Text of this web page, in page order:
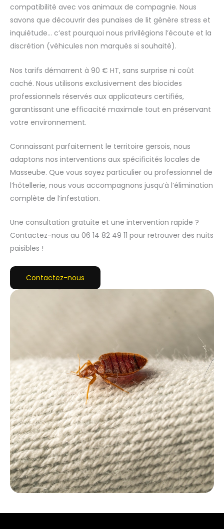
compatibilité avec vos animaux de compagnie. Nous
savons que découvrir des punaises de lit génère stress et
inquiétude… c’est pourquoi nous privilégions l’écoute et la
discrétion (véhicules non marqués si souhaité).
Nos tarifs démarrent à 90 € HT, sans surprise ni coût
caché. Nous utilisons exclusivement des biocides
professionnels réservés aux applicateurs certifiés,
garantissant une efficacité maximale tout en préservant
votre environnement.
Connaissant parfaitement le territoire gersois, nous
adaptons nos interventions aux spécificités locales de
Masseube. Que vous soyez particulier ou professionnel de
l’hôtellerie, nous vous accompagnons jusqu’à l’élimination
complète de l’infestation.
Une consultation gratuite et une intervention rapide ?
Contactez-nous au 06 14 82 49 11 pour retrouver des nuits
paisibles !
Contactez-nous